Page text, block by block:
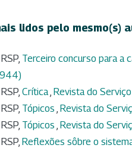
lidos pelo mesmo(s)
Terceiro concurso para a
Crítica Revista do
Tópicos Revista do
Tópicos Revista do
Reflexões sôbre o